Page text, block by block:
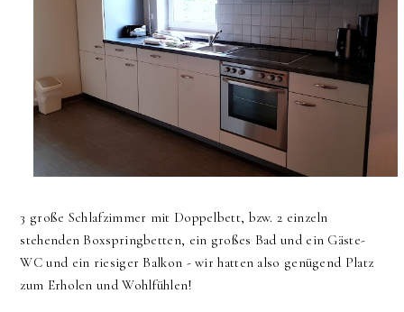
3 große Schlafzimmer mit Doppelbett, bzw. 2 einzeln
stehenden Boxspringbetten, ein großes Bad und ein Gäste-
WC und ein riesiger Balkon - wir hatten also genügend Platz
zum Erholen und Wohlfühlen!